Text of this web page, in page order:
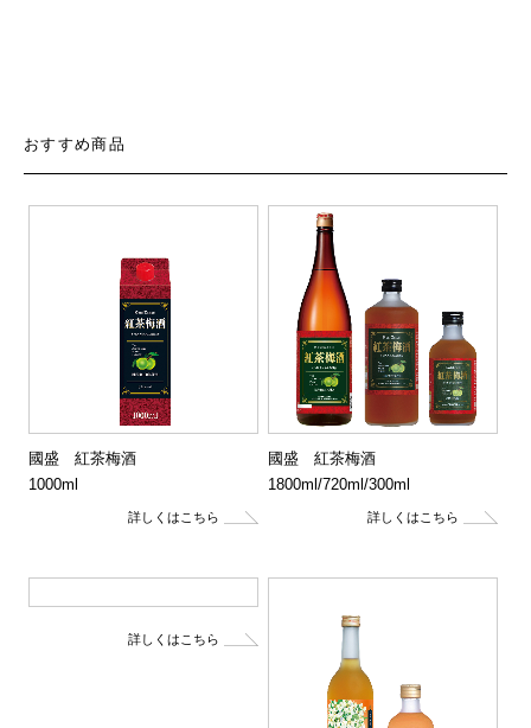
おすすめ商品
國盛 紅茶梅酒
1000ml
國盛 紅茶梅酒
1800ml/720ml/300ml